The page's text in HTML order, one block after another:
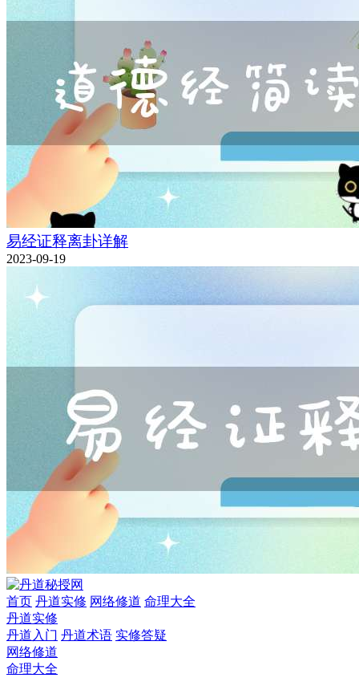
易经证释离卦详解
2023-09-19
首页 丹道实修 网络修道 命理大全
丹道实修
丹道入门 丹道术语 实修答疑
网络修道
命理大全